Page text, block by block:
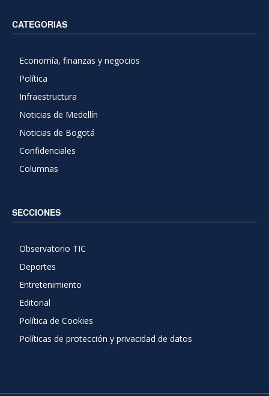
CATEGORIAS
Economía, finanzas y negocios
Política
Infraestructura
Noticias de Medellín
Noticias de Bogotá
Confidenciales
Columnas
SECCIONES
Observatorio TIC
Deportes
Entretenimiento
Editorial
Política de Cookies
Políticas de protección y privacidad de datos